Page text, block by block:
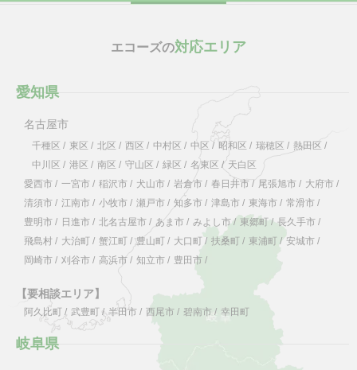
エコーズの対応エリア
愛知県
名古屋市
千種区 / 東区 / 北区 / 西区 / 中村区 / 中区 / 昭和区 / 瑞穂区 / 熱田区 /
中川区 / 港区 / 南区 / 守山区 / 緑区 / 名東区 / 天白区
愛西市 / 一宮市 / 稲沢市 / 犬山市 / 岩倉市 / 春日井市 / 尾張旭市 / 大府市 /
清須市 / 江南市 / 小牧市 / 瀬戸市 / 知多市 / 津島市 / 東海市 / 常滑市 /
豊明市 / 日進市 / 北名古屋市 / あま市 / みよし市/ 東郷町 / 長久手市 /
飛島村 / 大治町 / 蟹江町 / 豊山町 / 大口町 / 扶桑町 / 東浦町 / 安城市 /
岡崎市 / 刈谷市 / 高浜市 / 知立市 / 豊田市 /
【要相談エリア】
阿久比町 / 武豊町 / 半田市 / 西尾市 / 碧南市 / 幸田町
岐阜県